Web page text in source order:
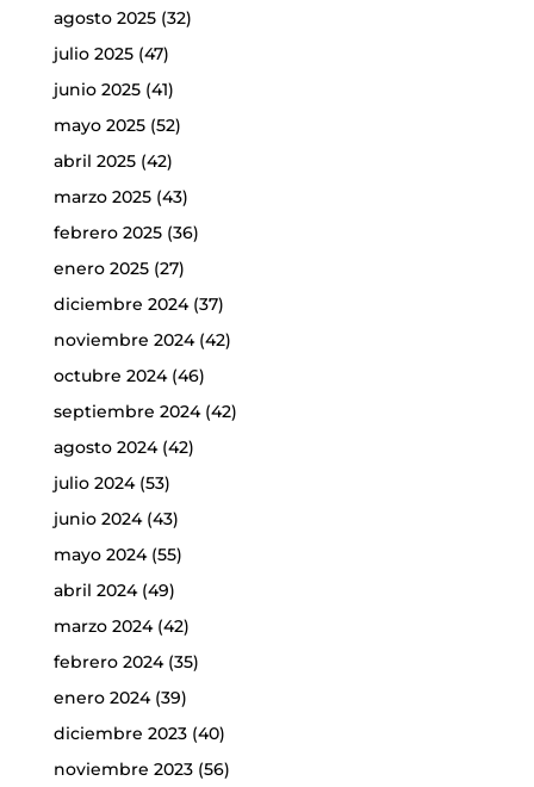
agosto 2025(32)
julio 2025(47)
junio 2025(41)
mayo 2025(52)
abril 2025(42)
marzo 2025(43)
febrero 2025(36)
enero 2025(27)
diciembre 2024(37)
noviembre 2024(42)
octubre 2024(46)
septiembre 2024(42)
agosto 2024(42)
julio 2024(53)
junio 2024(43)
mayo 2024(55)
abril 2024(49)
marzo 2024(42)
febrero 2024(35)
enero 2024(39)
diciembre 2023(40)
noviembre 2023(56)